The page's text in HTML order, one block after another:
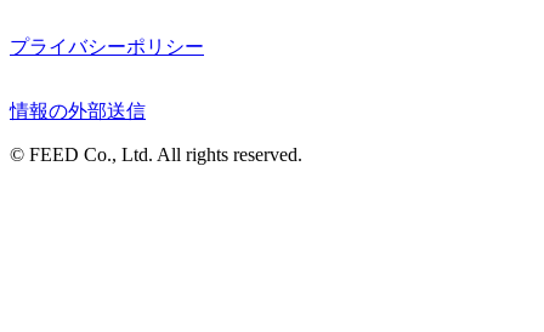
プライバシーポリシー
情報の外部送信
© FEED Co., Ltd. All rights reserved.